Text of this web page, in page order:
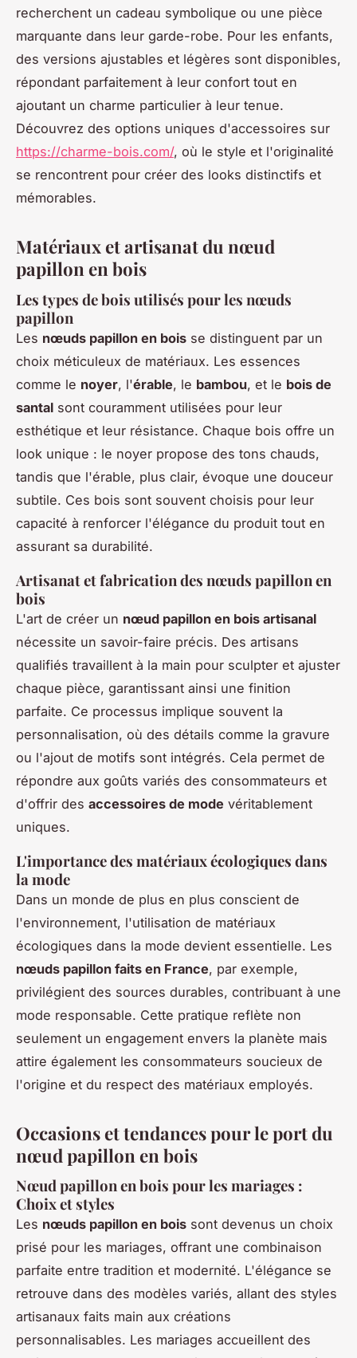
recherchent un cadeau symbolique ou une pièce
marquante dans leur garde-robe. Pour les enfants,
des versions ajustables et légères sont disponibles,
répondant parfaitement à leur confort tout en
ajoutant un charme particulier à leur tenue.
Découvrez des options uniques d'accessoires sur
https://charme-bois.com/, où le style et l'originalité
se rencontrent pour créer des looks distinctifs et
mémorables.
Matériaux et artisanat du nœud
papillon en bois
Les types de bois utilisés pour les nœuds
papillon
Les nœuds papillon en bois se distinguent par un
choix méticuleux de matériaux. Les essences
comme le noyer, l'érable, le bambou, et le bois de
santal sont couramment utilisées pour leur
esthétique et leur résistance. Chaque bois offre un
look unique : le noyer propose des tons chauds,
tandis que l'érable, plus clair, évoque une douceur
subtile. Ces bois sont souvent choisis pour leur
capacité à renforcer l'élégance du produit tout en
assurant sa durabilité.
Artisanat et fabrication des nœuds papillon en
bois
L'art de créer un nœud papillon en bois artisanal
nécessite un savoir-faire précis. Des artisans
qualifiés travaillent à la main pour sculpter et ajuster
chaque pièce, garantissant ainsi une finition
parfaite. Ce processus implique souvent la
personnalisation, où des détails comme la gravure
ou l'ajout de motifs sont intégrés. Cela permet de
répondre aux goûts variés des consommateurs et
d'offrir des accessoires de mode véritablement
uniques.
L'importance des matériaux écologiques dans
la mode
Dans un monde de plus en plus conscient de
l'environnement, l'utilisation de matériaux
écologiques dans la mode devient essentielle. Les
nœuds papillon faits en France, par exemple,
privilégient des sources durables, contribuant à une
mode responsable. Cette pratique reflète non
seulement un engagement envers la planète mais
attire également les consommateurs soucieux de
l'origine et du respect des matériaux employés.
Occasions et tendances pour le port du
nœud papillon en bois
Nœud papillon en bois pour les mariages :
Choix et styles
Les nœuds papillon en bois sont devenus un choix
prisé pour les mariages, offrant une combinaison
parfaite entre tradition et modernité. L'élégance se
retrouve dans des modèles variés, allant des styles
artisanaux faits main aux créations
personnalisables. Les mariages accueillent des